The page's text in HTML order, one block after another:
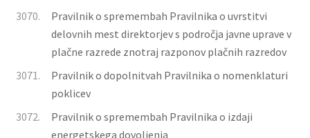
3070.
Pravilnik o spremembah Pravilnika o uvrstitvi
delovnih mest direktorjev s področja javne uprave v
plačne razrede znotraj razponov plačnih razredov
3071.
Pravilnik o dopolnitvah Pravilnika o nomenklaturi
poklicev
3072.
Pravilnik o spremembah Pravilnika o izdaji
energetskega dovoljenja